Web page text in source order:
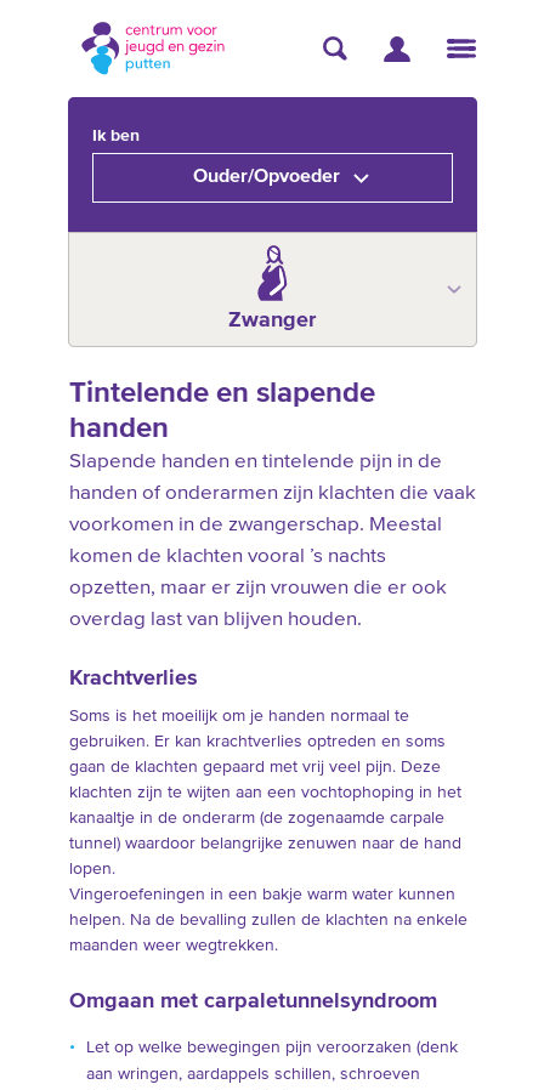
Ik ben
Ouder/Opvoeder
Zwanger
Tintelende en slapende
handen
Slapende handen en tintelende pijn in de
handen of onderarmen zijn klachten die vaak
voorkomen in de zwangerschap. Meestal
komen de klachten vooral ’s nachts
opzetten, maar er zijn vrouwen die er ook
overdag last van blijven houden.
Krachtverlies
Soms is het moeilijk om je handen normaal te
gebruiken. Er kan krachtverlies optreden en soms
gaan de klachten gepaard met vrij veel pijn. Deze
klachten zijn te wijten aan een vochtophoping in het
kanaaltje in de onderarm (de zogenaamde carpale
tunnel) waardoor belangrijke zenuwen naar de hand
lopen.
Vingeroefeningen in een bakje warm water kunnen
helpen. Na de bevalling zullen de klachten na enkele
maanden weer wegtrekken.
Omgaan met carpaletunnelsyndroom
Let op welke bewegingen pijn veroorzaken (denk
aan wringen, aardappels schillen, schroeven